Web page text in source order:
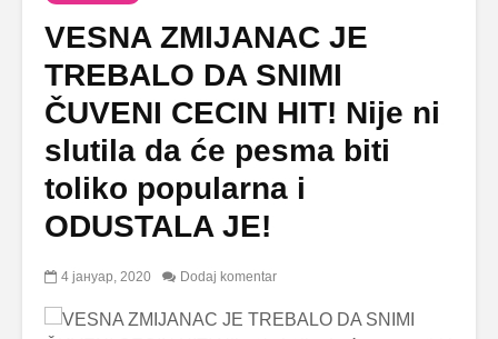
VESNA ZMIJANAC JE
TREBALO DA SNIMI
ČUVENI CECIN HIT! Nije ni
slutila da će pesma biti
toliko popularna i
ODUSTALA JE!
4 јануар, 2020 Dodaj komentar